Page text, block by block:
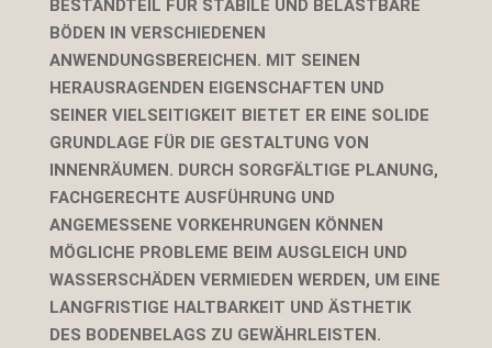
BESTANDTEIL FÜR STABILE UND BELASTBARE
BÖDEN IN VERSCHIEDENEN
ANWENDUNGSBEREICHEN. MIT SEINEN
HERAUSRAGENDEN EIGENSCHAFTEN UND
SEINER VIELSEITIGKEIT BIETET ER EINE SOLIDE
GRUNDLAGE FÜR DIE GESTALTUNG VON
INNENRÄUMEN. DURCH SORGFÄLTIGE PLANUNG,
FACHGERECHTE AUSFÜHRUNG UND
ANGEMESSENE VORKEHRUNGEN KÖNNEN
MÖGLICHE PROBLEME BEIM AUSGLEICH UND
WASSERSCHÄDEN VERMIEDEN WERDEN, UM EINE
LANGFRISTIGE HALTBARKEIT UND ÄSTHETIK
DES BODENBELAGS ZU GEWÄHRLEISTEN.